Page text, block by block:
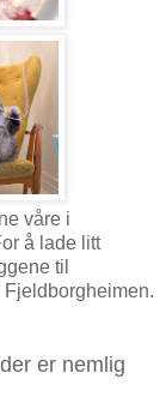
våre i
å lade litt
til
er nemlig